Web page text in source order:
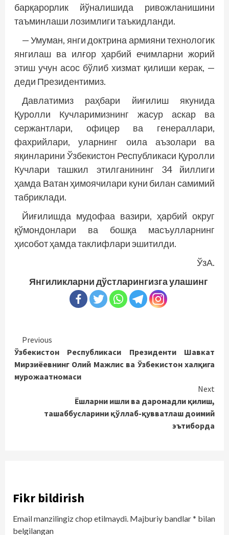
барқарорлик йўналишида ривожланишини
таъминлаши лозимлиги таъкидланди.
— Умуман, янги доктрина армияни технологик
янгилаш ва илғор ҳарбий ечимларни жорий
этиш учун асос бўлиб хизмат қилиши керак, —
деди Президентимиз.
Давлатимиз раҳбари йиғилиш якунида
Қуролли Кучларимизнинг жасур аскар ва
сержантлари, офицер ва генераллари,
фахрийлари, уларнинг оила аъзолари ва
яқинларини Ўзбекистон Республикаси Қуролли
Кучлари ташкил этилганининг 34 йиллиги
ҳамда Ватан ҳимоячилари куни билан самимий
табриклади.
Йиғилишда мудофаа вазири, ҳарбий округ
қўмондонлари ва бошқа масъулларнинг
ҳисобот ҳамда таклифлари эшитилди.
ЎзА.
Янгиликларни дўстларингизга улашинг
Continue
Reading
Previous
Ўзбекистон Республикаси Президенти Шавкат
Мирзиёевнинг Олий Мажлис ва Ўзбекистон халқига
мурожаатномаси
Next
Ёшларни ишли ва даромадли қилиш,
ташаббусларини қўллаб-қувватлаш доимий
эътиборда
Fikr bildirish
Email manzilingiz chop etilmaydi. Majburiy bandlar* bilan
belgilangan